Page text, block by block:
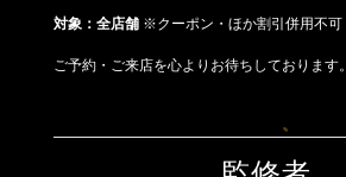
対象：全店舗※クーポン・ほか割引併用不可
ご予約・ご来店を心よりお待ちしております。